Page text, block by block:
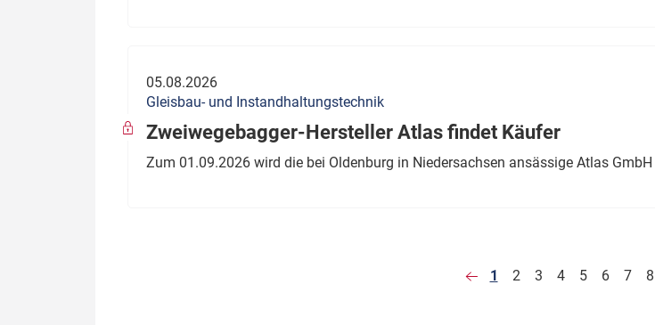
05.08.2026
Gleisbau- und Instandhaltungstechnik
Zweiwegebagger-Hersteller Atlas findet Käufer
Zum 01.09.2026 wird die bei Oldenburg in Niedersachsen ansässige Atlas
1 2 3 4 5 6 7 8